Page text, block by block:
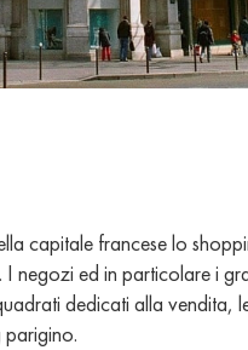
capitale francese lo
negozi ed in particolare i
dedicati alla vendita,
parigino.